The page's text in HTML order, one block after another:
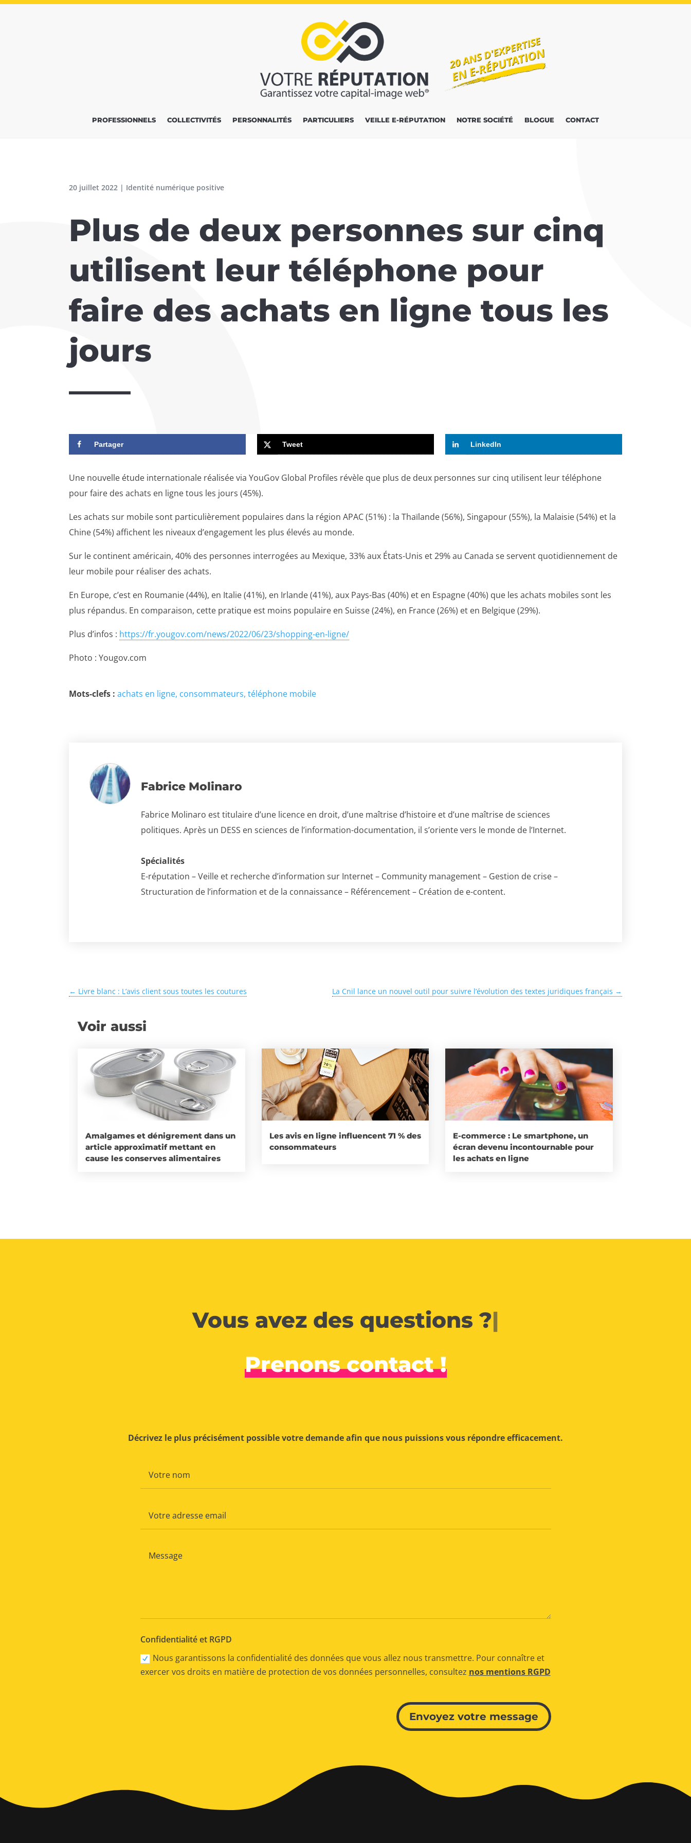
PROFESSIONNELS COLLECTIVITÉS PERSONNALITÉS PARTICULIERS VEILLE E-RÉPUTATION NOTRE SOCIÉTÉ BLOGUE CONTACT
20 juillet 2022 | Identité numérique positive
Plus de deux personnes sur cinq
utilisent leur téléphone pour
faire des achats en ligne tous les
jours
Partager Tweet LinkedIn
Une nouvelle étude internationale réalisée via YouGov Global Profiles révèle que plus de deux personnes sur cinq utilisent leur téléphone
pour faire des achats en ligne tous les jours (45%).
Les achats sur mobile sont particulièrement populaires dans la région APAC (51%) : la Thaïlande (56%), Singapour (55%), la Malaisie (54%) et la
Chine (54%) affichent les niveaux d’engagement les plus élevés au monde.
Sur le continent américain, 40% des personnes interrogées au Mexique, 33% aux États-Unis et 29% au Canada se servent quotidiennement de
leur mobile pour réaliser des achats.
En Europe, c’est en Roumanie (44%), en Italie (41%), en Irlande (41%), aux Pays-Bas (40%) et en Espagne (40%) que les achats mobiles sont les
plus répandus. En comparaison, cette pratique est moins populaire en Suisse (24%), en France (26%) et en Belgique (29%).
Plus d’infos : https://fr.yougov.com/news/2022/06/23/shopping-en-ligne/
Photo : Yougov.com
Mots-clefs :achats en ligne consommateurs téléphone mobile
Fabrice Molinaro
Fabrice Molinaro est titulaire d’une licence en droit, d’une maîtrise d’histoire et d’une maîtrise de sciences
politiques. Après un DESS en sciences de l’information-documentation, il s’oriente vers le monde de l’Internet.
Spécialités
E-réputation – Veille et recherche d’information sur Internet – Community management – Gestion de crise –
Structuration de l’information et de la connaissance – Référencement – Création de e-content.
← Livre blanc : L’avis client sous toutes les coutures La Cnil lance un nouvel outil pour suivre l’évolution des textes juridiques français →
Voir aussi
Amalgames et dénigrement dans un
article approximatif mettant en
cause les conserves alimentaires
Les avis en ligne influencent 71 % des
consommateurs
E-commerce : Le smartphone, un
écran devenu incontournable pour
les achats en ligne
Vous avez des questions ?|
Prenons contact !
Décrivez le plus précisément possible votre demande afin que nous puissions vous répondre efficacement.
Confidentialité et RGPD
Nous garantissons la confidentialité des données que vous allez nous transmettre. Pour connaître et
exercer vos droits en matière de protection de vos données personnelles, consultez nos mentions RGPD
Envoyez votre message